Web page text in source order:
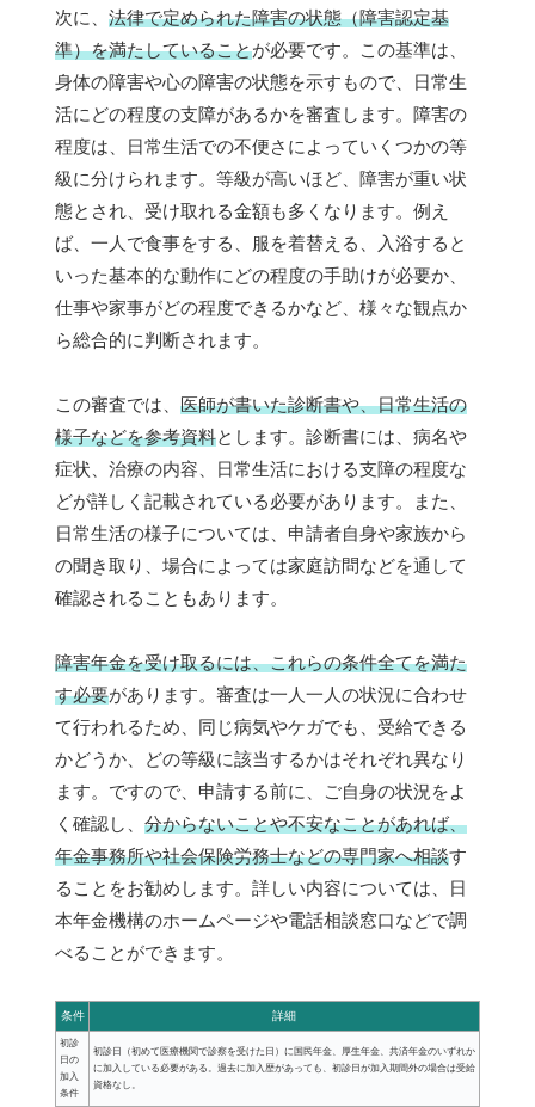
次に、 法律で定められた障害の状態（障害認定基
準）を満たしていることが必要です。この基準は、
身体の障害や心の障害の状態を示すもので、日常生
活にどの程度の支障があるかを審査します。障害の
程度は、日常生活での不便さによっていくつかの等
級に分けられます。等級が高いほど、障害が重い状
態とされ、受け取れる金額も多くなります。例え
ば、一人で食事をする、服を着替える、入浴すると
いった基本的な動作にどの程度の手助けが必要か、
仕事や家事がどの程度できるかなど、様々な観点か
ら総合的に判断されます。
この審査では、 医師が書いた診断書や、日常生活の
様子などを参考資料とします。診断書には、病名や
症状、治療の内容、日常生活における支障の程度な
どが詳しく記載されている必要があります。また、
日常生活の様子については、申請者自身や家族から
の聞き取り、場合によっては家庭訪問などを通して
確認されることもあります。
障害年金を受け取るには、これらの条件全てを満た
す必要があります。審査は一人一人の状況に合わせ
て行われるため、同じ病気やケガでも、受給できる
かどうか、どの等級に該当するかはそれぞれ異なり
ます。ですので、申請する前に、ご自身の状況をよ
く確認し、 分からないことや不安なことがあれば、
年金事務所や社会保険労務士などの専門家へ相談す
ることをお勧めします。詳しい内容については、日
本年金機構のホームページや電話相談窓口などで調
べることができます。
条件 詳細
初診
日の
加入
条件
初診日（初めて医療機関で診察を受けた日）に国民年金、厚生年金、共済年金のいずれか
に加入している必要がある。過去に加入歴があっても、初診日が加入期間外の場合は受給
資格なし。